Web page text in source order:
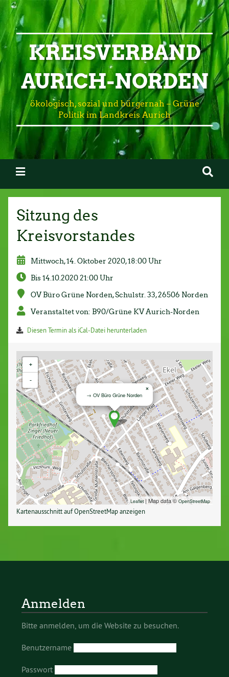
KREISVERBAND
AURICH-NORDEN
ökologisch, sozial und bürgernah – Grüne
Politik im Landkreis Aurich
Sitzung des
Kreisvorstandes
Mittwoch, 14. Oktober 2020, 18:00 Uhr
Bis 14.10.2020 21:00 Uhr
OV Büro Grüne Norden, Schulstr. 33, 26506 Norden
Veranstaltet von: B90/Grüne KV Aurich-Norden
Diesen Termin als iCal-Datei herunterladen
×
→ OV Büro Grüne Norden
+
-
Leaflet| Map data © OpenStreetMap
Kartenausschnitt auf OpenStreetMap anzeigen
Anmelden
Bitte anmelden, um die Website zu besuchen.
Benutzername
Passwort